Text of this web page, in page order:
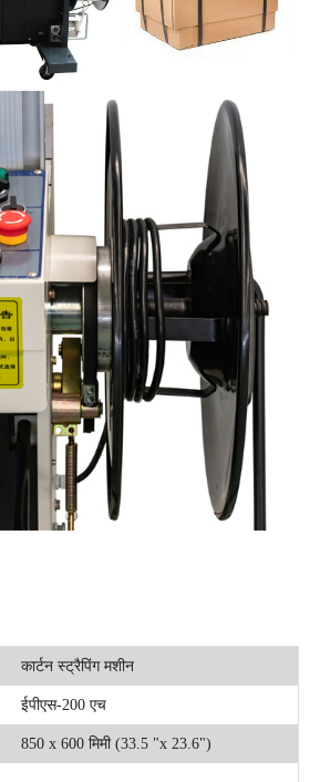
कार्टन स्ट्रैपिंग मशीन
ईपीएस-200 एच
850 x 600 मिमी (33.5 "x 23.6")